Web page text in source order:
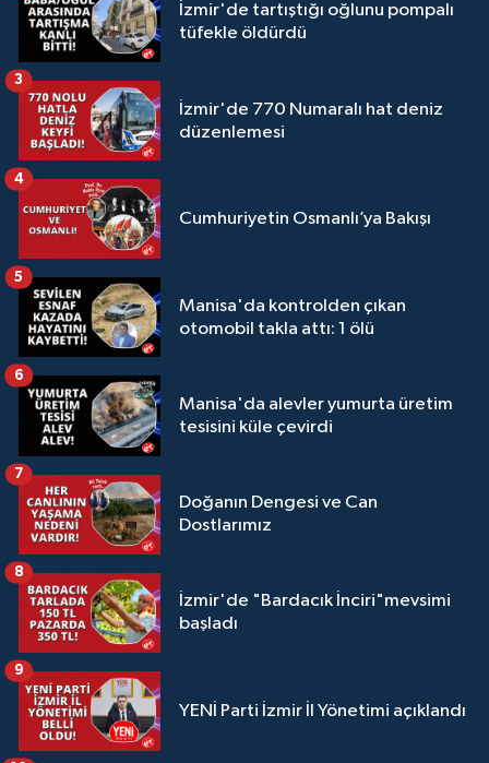
İzmir'de tartıştığı oğlunu pompalı
tüfekle öldürdü
İzmir'de 770 Numaralı hat deniz
düzenlemesi
3
Cumhuriyetin Osmanlı’ya Bakışı
4
Manisa'da kontrolden çıkan
otomobil takla attı: 1 ölü
5
Manisa'da alevler yumurta üretim
tesisini küle çevirdi
6
Doğanın Dengesi ve Can
Dostlarımız
7
İzmir'de "Bardacık İnciri"mevsimi
başladı
8
YENİ Parti İzmir İl Yönetimi açıklandı
9